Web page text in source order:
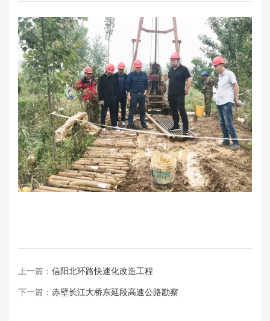
上一篇： 信阳北环路快速化改造工程
下一篇： 赤壁长江大桥东延段高速公路勘察